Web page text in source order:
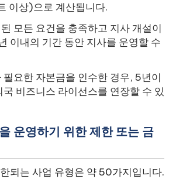
이상)으로 계산됩니다.
모든 요건을 충족하고 지사 개설이
이내의 기간 동안 지사를 운영할 수
필요한 자본금을 인수한 경우, 5년이
국 비즈니스 라이선스를 연장할 수 있
운영하기 위한 제한 또는 금
되는 사업 유형은 약 50가지입니다.